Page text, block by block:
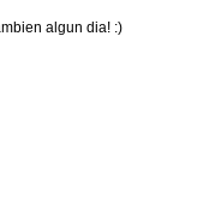
algun dia! :)